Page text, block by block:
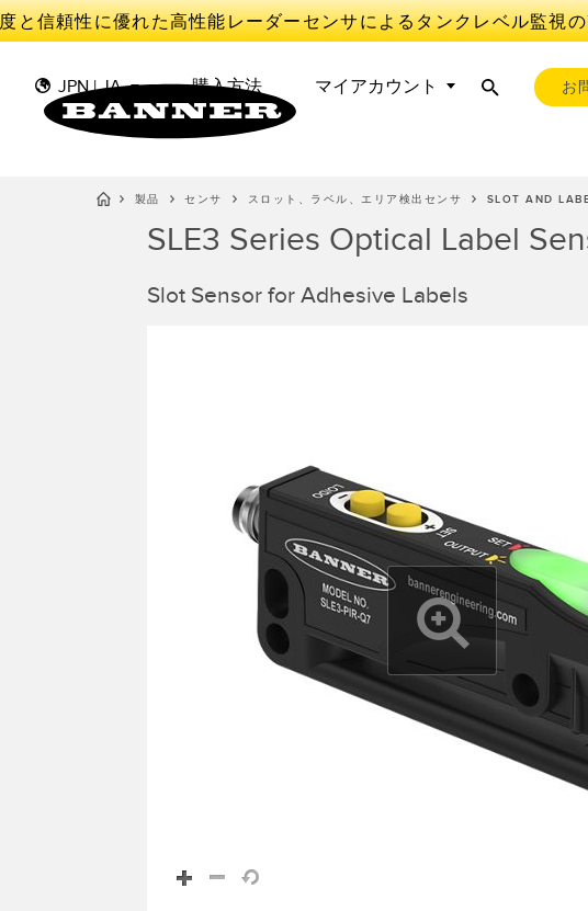
と信頼性に優れた高性能レーダーセンサによるタンクレベル監視の
JPN | JA 購入方法 マイアカウント お
測定ソリューション
MONITORING SOLUTIONS
センサ
光電センサ
付属品
コンバータ
コードセット
IIOT AND THE SMART
SMART SENSORS
INDUSTRIAL ILLUMINATION
STATUS INDICATION
QUALITY CONTROL
VEHICLE DETECTION
IIOT
Overall Equipment
RELATED
ウォッシュダウン
IO-Link
製品 センサ スロット、ラベル、エリア検出センサ SLOT AND
SLE3 Series Optical Label
Slot Sensor for Adhesive Labels